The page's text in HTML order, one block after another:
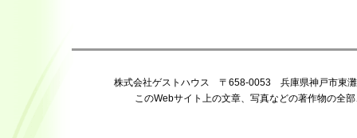
株式会社ゲストハウス 〒658-0053 兵庫県神戸市東
このWebサイト上の文章、写真などの著作物の全